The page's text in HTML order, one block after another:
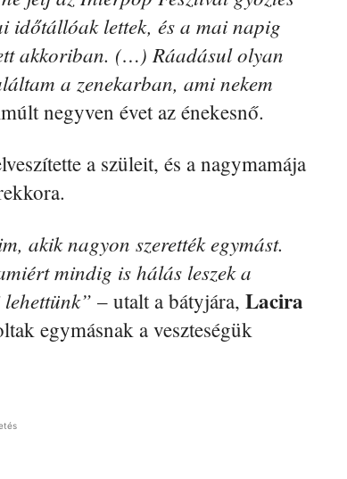
időtállóak lettek, és a mai napig
akkoriban. (…) Ráadásul olyan
a zenekarban, ami nekem
negyven évet az énekesnő.
a szüleit, és a nagymamája
akik nagyon szerették egymást.
mindig is hálás leszek a
– utalt a bátyjára, Lacira
egymásnak a veszteségük